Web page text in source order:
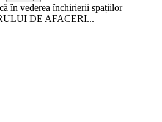
în vederea închirierii spațiilor
DE AFACERI...